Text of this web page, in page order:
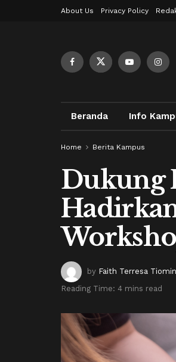
About Us Privacy Policy
Beranda Info
Home Berita Kampus
Dukung
by Faith Terresa
Reading Time: 4 mins read